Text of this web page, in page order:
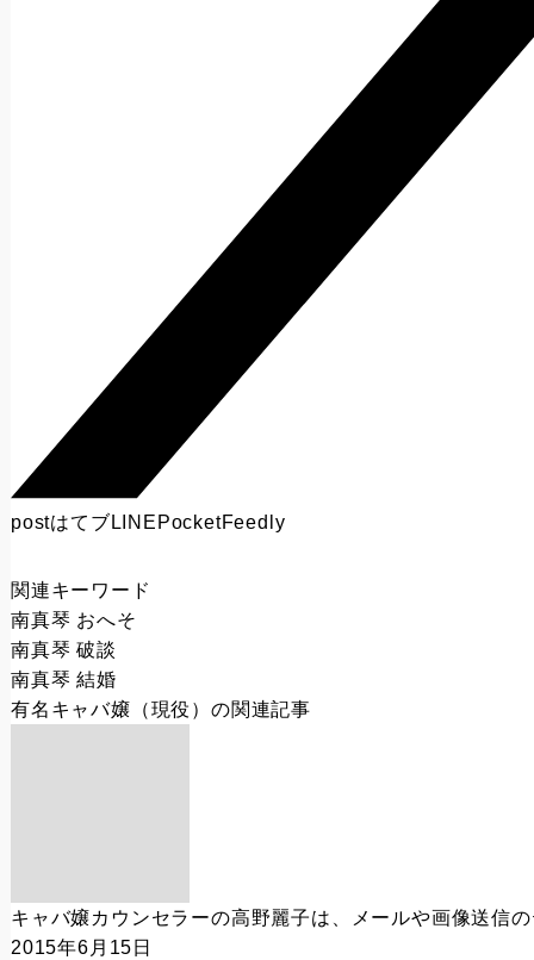
postはてブ LINE PocketFeedly
関連キーワード
南真琴 おへそ
南真琴 破談
南真琴 結婚
有名キャバ嬢（現役） の関連記事
キャバ嬢カウンセラーの高野麗子は、メールや画像送信
2015年6月15日